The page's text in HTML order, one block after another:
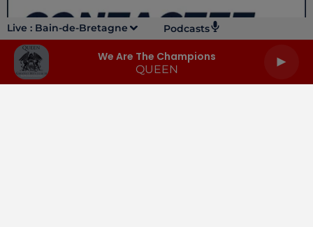
Live : Bain-de-Bretagne Podcasts
We Are The Champions
QUEEN